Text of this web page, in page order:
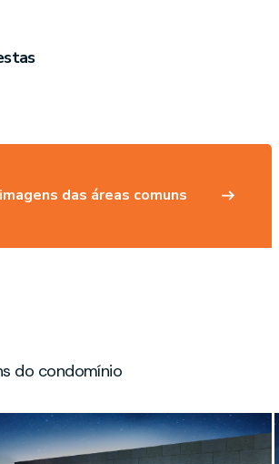
das áreas comuns
do condomínio